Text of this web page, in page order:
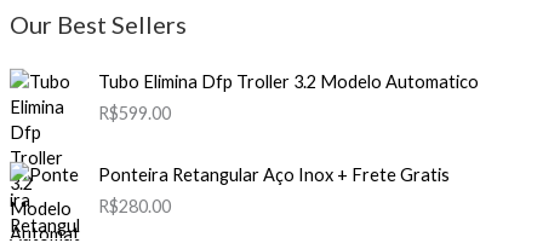
Our Best Sellers
Tubo Elimina Dfp Troller 3.2 Modelo Automatico
R$599.00
Ponteira Retangular Aço Inox + Frete Gratis
R$280.00